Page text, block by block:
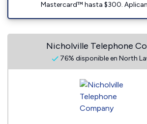
Mastercard™ hasta $300.
Nicholville Telephone
76% disponible en North